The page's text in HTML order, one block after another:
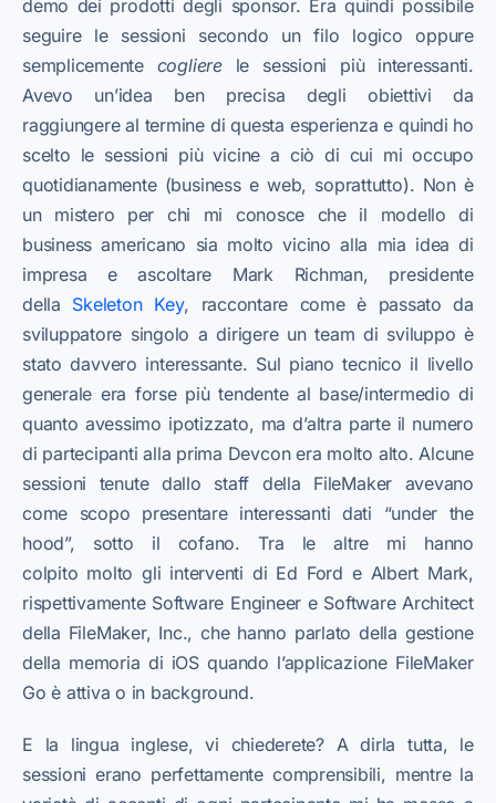
demo dei prodotti degli sponsor. Era quindi possibile
seguire le sessioni secondo un filo logico oppure
semplicemente coglierele sessioni più interessanti.
Avevo un’idea ben precisa degli obiettivi da
raggiungere al termine di questa esperienza e quindi ho
scelto le sessioni più vicine a ciò di cui mi occupo
quotidianamente (business e web, soprattutto). Non è
un mistero per chi mi conosce che il modello di
business americano sia molto vicino alla mia idea di
impresa e ascoltare Mark Richman, presidente
della Skeleton Key, raccontare come è passato da
sviluppatore singolo a dirigere un team di sviluppo è
stato davvero interessante. Sul piano tecnico il livello
generale era forse più tendente al base/intermedio di
quanto avessimo ipotizzato, ma d’altra parte il numero
di partecipanti alla prima Devcon era molto alto. Alcune
sessioni tenute dallo staff della FileMaker avevano
come scopo presentare interessanti dati “under the
hood”, sotto il cofano. Tra le altre mi hanno
colpito molto gli interventi di Ed Ford e Albert Mark,
rispettivamente Software Engineer e Software Architect
della FileMaker, Inc., che hanno parlato della gestione
della memoria di iOS quando l’applicazione FileMaker
Go è attiva o in background.
E la lingua inglese, vi chiederete? A dirla tutta, le
sessioni erano perfettamente comprensibili, mentre la